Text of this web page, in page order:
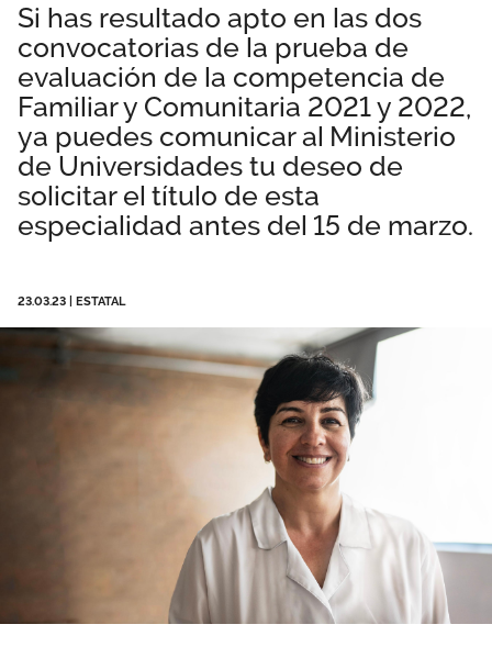
Ventajas
Noticias
Sala de prensa
Perspectivas
Vídeos
Publicaciones
Área privada
Únete
Si has resultado apto en las dos
convocatorias de la prueba de
evaluación de la competencia de
Familiar y Comunitaria 2021 y 2022,
ya puedes comunicar al Ministerio
de Universidades tu deseo de
solicitar el título de esta
especialidad antes del 15 de marzo.
23.03.23 ESTATAL